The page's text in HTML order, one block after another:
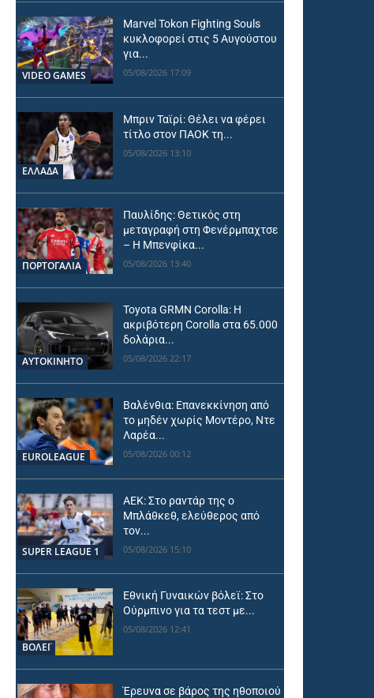
VIDEO GAMES
Marvel Tokon Fighting Souls
κυκλοφορεί στις 5 Αυγούστου
για...
05/08/2026 17:09
ΕΛΛΑΔΑ
Μπριν Ταϊρί: Θέλει να φέρει
τίτλο στον ΠΑΟΚ τη...
05/08/2026 13:10
ΠΟΡΤΟΓΑΛΙΑ
Παυλίδης: Θετικός στη
μεταγραφή στη Φενέρμπαχτσε
– Η Μπενφίκα...
05/08/2026 13:40
ΑΥΤΟΚΙΝΗΤΟ
Toyota GRMN Corolla: Η
ακριβότερη Corolla στα 65.000
δολάρια...
05/08/2026 22:17
EUROLEAGUE
Βαλένθια: Επανεκκίνηση από
το μηδέν χωρίς Μοντέρο, Ντε
Λαρέα...
05/08/2026 00:12
SUPER LEAGUE 1
ΑΕΚ: Στο ραντάρ της ο
Μπλάθκεθ, ελεύθερος από
τον...
05/08/2026 15:10
ΒΟΛΕΪ
Εθνική Γυναικών βόλεϊ: Στο
Ούρμπινο για τα τεστ με...
05/08/2026 12:41
Έρευνα σε βάρος της ηθοποιού